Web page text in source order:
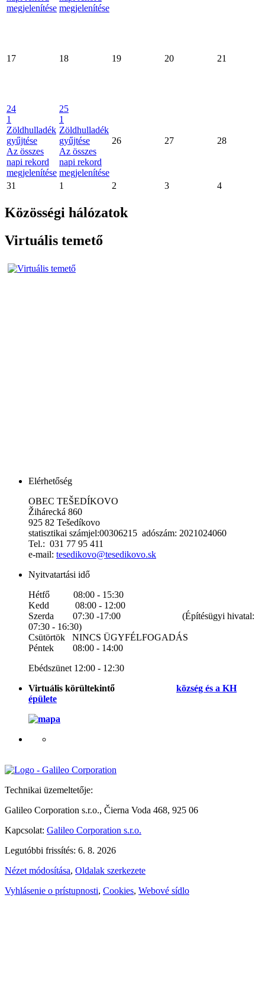
megjelenítése megjelenítése
17 18 19 20 21
24
1
Zöldhulladék
gyűjtése
Az összes
napi rekord
megjelenítése
25
1
Zöldhulladék
gyűjtése
Az összes
napi rekord
megjelenítése
26 27 28
31 1 2 3 4
Közösségi hálózatok
Virtuális temető
Elérhetőség
OBEC TEŠEDÍKOVO
Žihárecká 860
925 82 Tešedíkovo
statisztikai számjel:00306215 adószám: 2021024060
Tel.: 031 77 95 411
e-mail: tesedikovo@tesedikovo.sk
Nyitvatartási idő
Hétfő 08:00 - 15:30
Kedd 08:00 - 12:00
Szerda 07:30 -17:00 (Építésügyi hivatal:
07:30 - 16:30)
Csütörtök NINCS ÜGYFÉLFOGADÁS
Péntek 08:00 - 14:00
Ebédszünet 12:00 - 12:30
Virtuális körültekintő község és a KH
épülete
Technikai üzemeltetője:
Galileo Corporation s.r.o., Čierna Voda 468, 925 06
Kapcsolat: Galileo Corporation s.r.o.
Legutóbbi frissítés: 6. 8. 2026
Nézet módosítása, Oldalak szerkezete
Vyhlásenie o prístupnosti, Cookies, Webové sídlo